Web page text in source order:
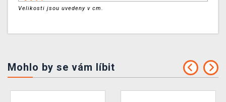
Velikosti jsou uvedeny v cm.
Mohlo by se vám líbit